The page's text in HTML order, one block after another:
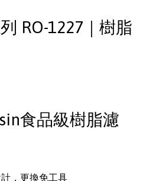
RO-1227｜樹脂
食品級樹脂濾
，更換免工具